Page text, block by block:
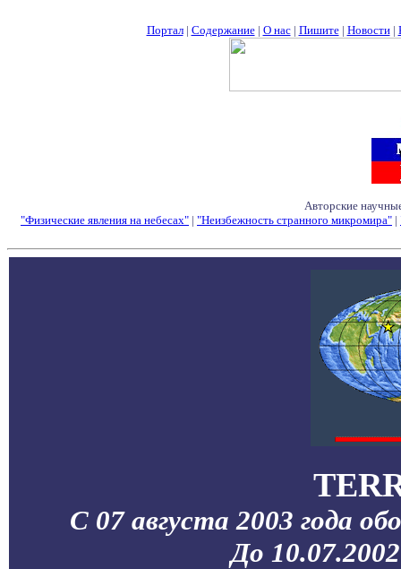
Портал| Содержание| О нас| Пишите| Новости|
Авторские
"Физические явления на небесах" | "Неизбежность странного микромира" |
С 07 августа 2003 года
До